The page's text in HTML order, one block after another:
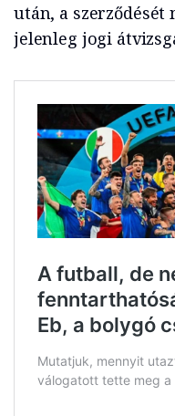
után, a
jelenleg jogi